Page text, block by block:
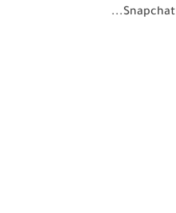
Snapchat...